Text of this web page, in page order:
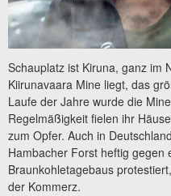
Schauplatz ist Kiruna, ganz im
Kiirunavaara Mine liegt, das
Laufe der Jahre wurde die
Regelmäßigkeit fielen ihr
zum Opfer. Auch in
Hambacher Forst heftig gegen
Braunkohletagebaus
der Kommerz.